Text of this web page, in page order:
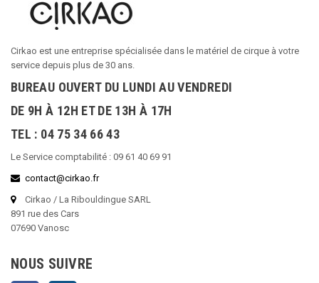
Cirkao est une entreprise spécialisée dans le matériel de cirque à votre
service depuis plus de 30 ans.
BUREAU OUVERT DU LUNDI AU VENDREDI
DE 9H À 12H ET DE 13H À 17H
TEL : 04 75 34 66 43
Le Service comptabilité : 09 61 40 69 91
contact@cirkao.fr
Cirkao / La Ribouldingue SARL
891 rue des Cars
07690 Vanosc
NOUS SUIVRE